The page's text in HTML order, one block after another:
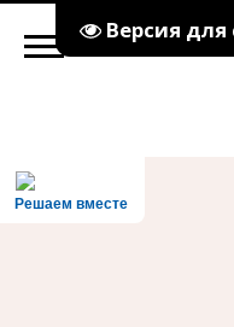
Версия
Решаем вместе